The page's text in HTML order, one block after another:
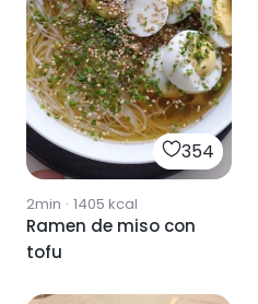
354
2min · 1405 kcal
Ramen de miso con
tofu